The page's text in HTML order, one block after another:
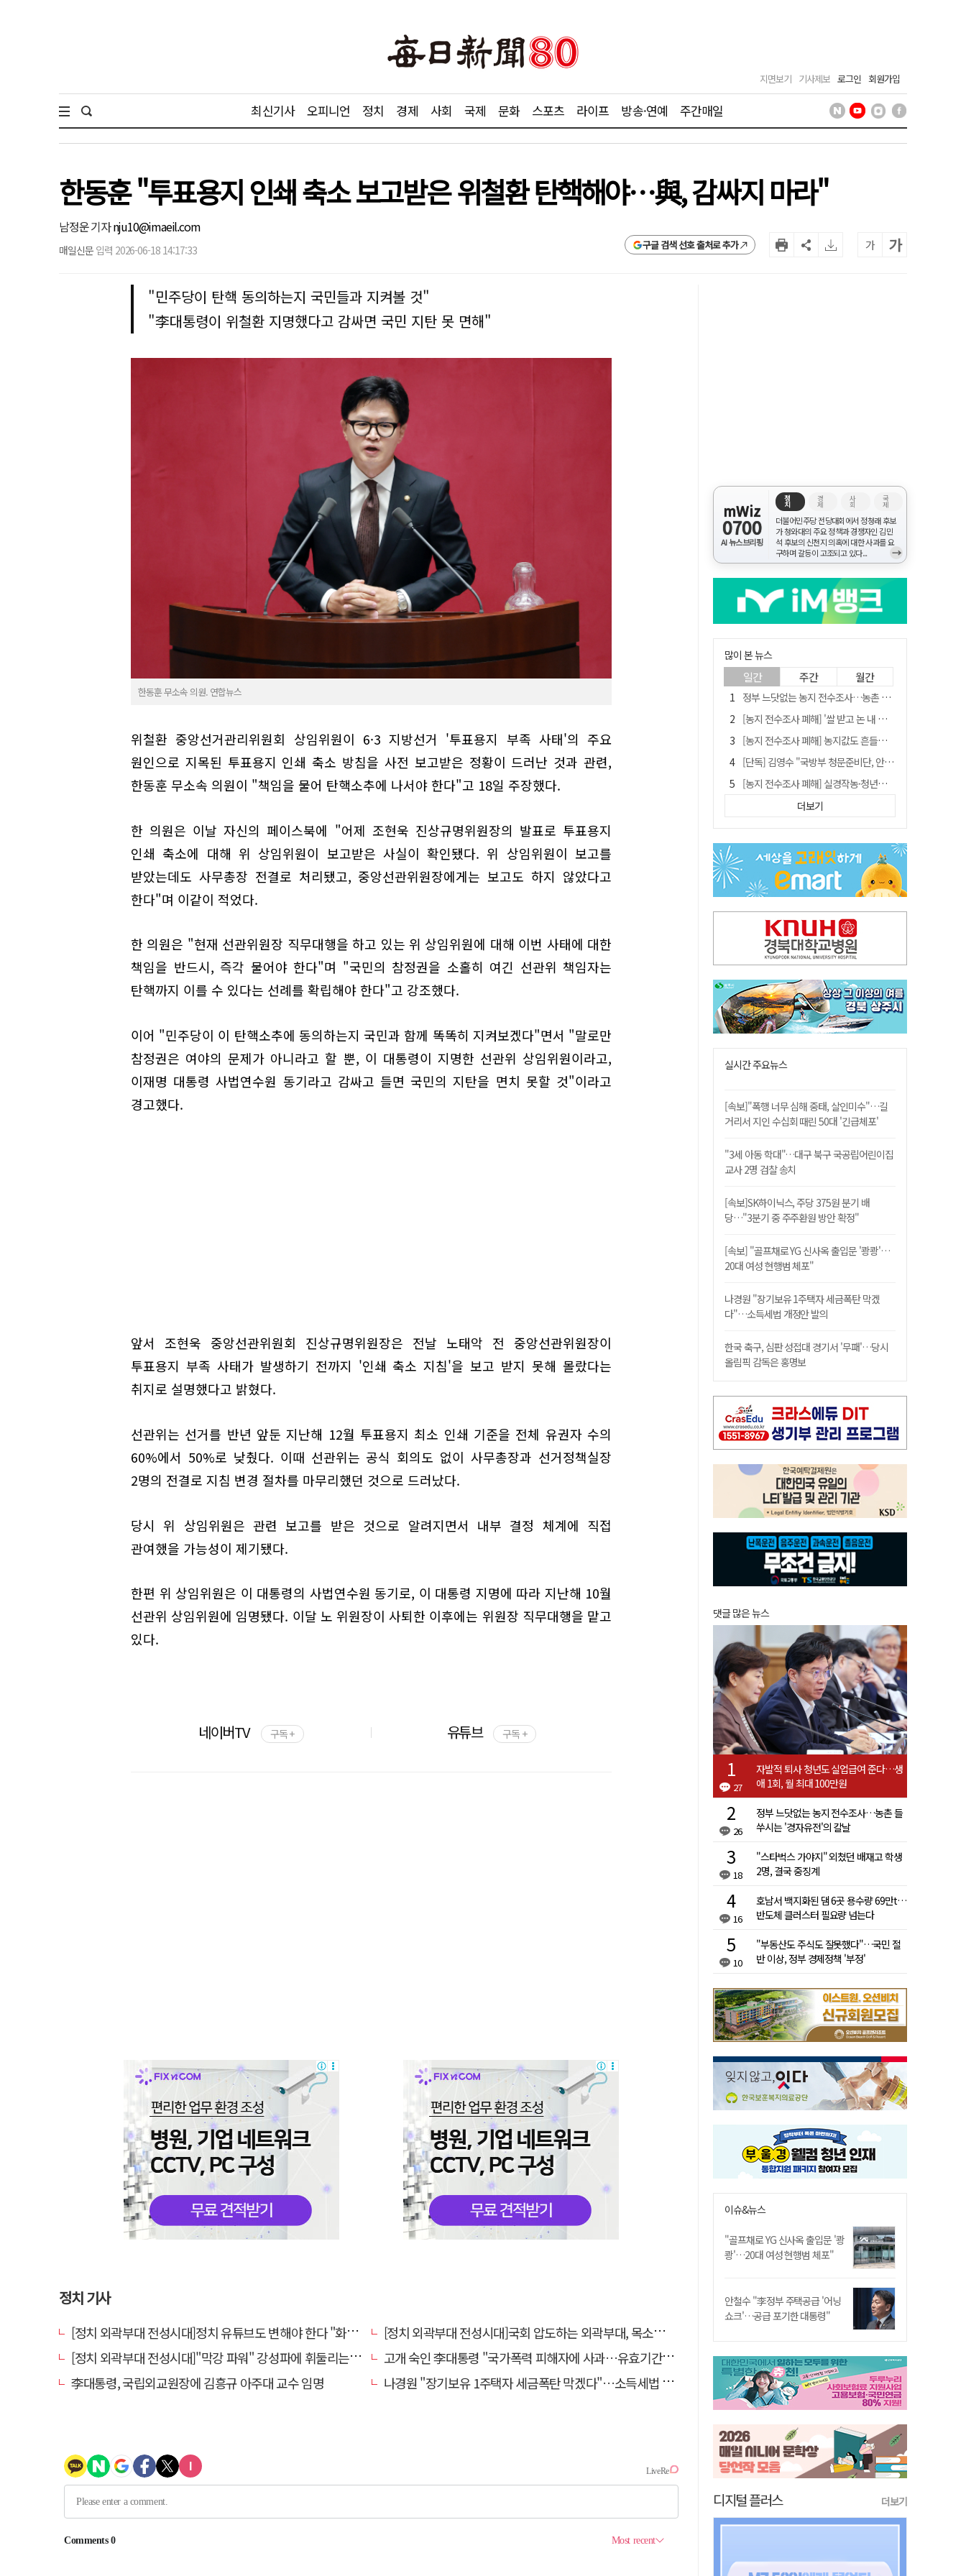
지면보기 기사제보 로그인 회원가입
최신기사 오피니언 정치 경제 사회 국제 문화 스포츠 라이프 방송·연예 주간매일
한동훈 "투표용지 인쇄 축소 보고받은 위철환 탄핵해야…與, 감싸지 마라"
남정운 기자nju10@imaeil.com
매일신문 입력 2026-06-18 14:17:33 구글 검색 선호 출처로 추가 가 가
"민주당이 탄핵 동의하는지 국민들과 지켜볼 것"
"李대통령이 위철환 지명했다고 감싸면 국민 지탄 못 면해"
한동훈 무소속 의원. 연합뉴스
위철환 중앙선거관리위원회 상임위원이 6·3 지방선거 '투표용지 부족 사태'의 주요
원인으로 지목된 투표용지 인쇄 축소 방침을 사전 보고받은 정황이 드러난 것과 관련,
한동훈 무소속 의원이 "책임을 물어 탄핵소추에 나서야 한다"고 18일 주장했다.
한 의원은 이날 자신의 페이스북에 "어제 조현욱 진상규명위원장의 발표로 투표용지
인쇄 축소에 대해 위 상임위원이 보고받은 사실이 확인됐다. 위 상임위원이 보고를
받았는데도 사무총장 전결로 처리됐고, 중앙선관위원장에게는 보고도 하지 않았다고
한다"며 이같이 적었다.
한 의원은 "현재 선관위원장 직무대행을 하고 있는 위 상임위원에 대해 이번 사태에 대한
책임을 반드시, 즉각 물어야 한다"며 "국민의 참정권을 소홀히 여긴 선관위 책임자는
탄핵까지 이를 수 있다는 선례를 확립해야 한다"고 강조했다.
이어 "민주당이 이 탄핵소추에 동의하는지 국민과 함께 똑똑히 지켜보겠다"면서 "말로만
참정권은 여야의 문제가 아니라고 할 뿐, 이 대통령이 지명한 선관위 상임위원이라고,
이재명 대통령 사법연수원 동기라고 감싸고 들면 국민의 지탄을 면치 못할 것"이라고
경고했다.
앞서 조현욱 중앙선관위원회 진상규명위원장은 전날 노태악 전 중앙선관위원장이
투표용지 부족 사태가 발생하기 전까지 '인쇄 축소 지침'을 보고 받지 못해 몰랐다는
취지로 설명했다고 밝혔다.
선관위는 선거를 반년 앞둔 지난해 12월 투표용지 최소 인쇄 기준을 전체 유권자 수의
60%에서 50%로 낮췄다. 이때 선관위는 공식 회의도 없이 사무총장과 선거정책실장
2명의 전결로 지침 변경 절차를 마무리했던 것으로 드러났다.
당시 위 상임위원은 관련 보고를 받은 것으로 알려지면서 내부 결정 체계에 직접
관여했을 가능성이 제기됐다.
한편 위 상임위원은 이 대통령의 사법연수원 동기로, 이 대통령 지명에 따라 지난해 10월
선관위 상임위원에 임명됐다. 이달 노 위원장이 사퇴한 이후에는 위원장 직무대행을 맡고
있다.
네이버TV 구독 + 유튜브 구독 +
정치 기사
[정치 외곽부대 전성시대]정치 유튜브도 변해야 한다 "화합과 존중"
[정치 외곽부대 전성시대]국회 압도하는 외곽부대, 목소리 왜 커지나?
[정치 외곽부대 전성시대]"막강 파워" 강성파에 휘둘리는 여야 …"이슈 메이킹" 커지는 변방의 북소리
고개 숙인 李대통령 "국가폭력 피해자에 사과…유효기간 없는 책임"
李대통령, 국립외교원장에 김흥규 아주대 교수 임명
나경원 "장기보유 1주택자 세금폭탄 막겠다"…소득세법 개정안 발의
mWiz
0700
AI 뉴스브리핑
정
치
경
제
사
회
국
제
더불어민주당 전당대회에서 정청래 후보
가 청와대의 주요 정책과 경쟁자인 김민
석 후보의 신천지 의혹에 대한 사과를 요
구하며 갈등이 고조되고 있다...
→
많이 본 뉴스
일간 주간 월간
정부 느닷없는 농지 전수조사…농촌 들쑤시는 '경자유전'의 칼날
[농지 전수조사 폐해] '쌀 받고 논 내 준' 도지농 이제 어쩌나?
[농지 전수조사 폐해] 농지값도 흔들리나…"도지 막히면 헐값 매물 나올 수도"
[단독] 김영수 "국방부 청문준비단, 안규백 탈영 알고있었다"
[농지 전수조사 폐해] 실경작농·청년농 부담도 커진다
[기고] 대구 미래는 금호강·팔공산에 있다
타는 목마름 청도, 해 저문 저수지 둑에 군수가 서 있었다
"상법개정해도 주주가 '봉'"…하이닉스 솔리다임 상장설에 술렁[개미와글와글]
임시휴업 들어갔던 홈플러스 영주점, 7일 영업 재개…지하 1층만 운영
더보기
실시간 주요뉴스
[속보]"폭행 너무 심해 중태, 살인미수"…길
거리서 지인 수십회 때린 50대 '긴급체포'
"3세 아동 학대"…대구 북구 국공립어린이집
교사 2명 검찰 송치
[속보]SK하이닉스, 주당 375원 분기 배
당…"3분기 중 주주환원 방안 확정"
[속보] "골프채로 YG 신사옥 출입문 '쾅쾅'…
20대 여성 현행범 체포"
나경원 "장기보유 1주택자 세금폭탄 막겠
다"…소득세법 개정안 발의
한국 축구, 심판 성접대 경기서 '무패'…당시
올림픽 감독은 홍명보
댓글 많은 뉴스
27
자발적 퇴사 청년도 실업급여 준다…생
애 1회, 월 최대 100만원
26
정부 느닷없는 농지 전수조사…농촌 들
쑤시는 '경자유전'의 칼날
18
"스타벅스 가야지" 외쳤던 배재고 학생
2명, 결국 중징계
16
호남서 백지화된 댐 6곳 용수량 69만t…
반도체 클러스터 필요량 넘는다
10
"부동산도 주식도 잘못했다"…국민 절
반 이상, 정부 경제정책 '부정'
이슈&뉴스
"골프채로 YG 신사옥 출입문 '쾅
쾅'…20대 여성 현행범 체포"
안철수 "李정부 주택공급 '어닝
쇼크'…공급 포기한 대통령"
디지털 플러스 더보기